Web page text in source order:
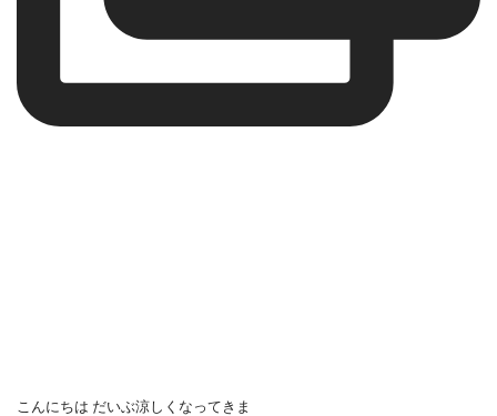
こんにちは だいぶ涼しくなってきま